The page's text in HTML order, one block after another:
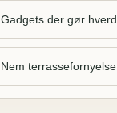
Gadgets der gør
Nem terrassefornyelse